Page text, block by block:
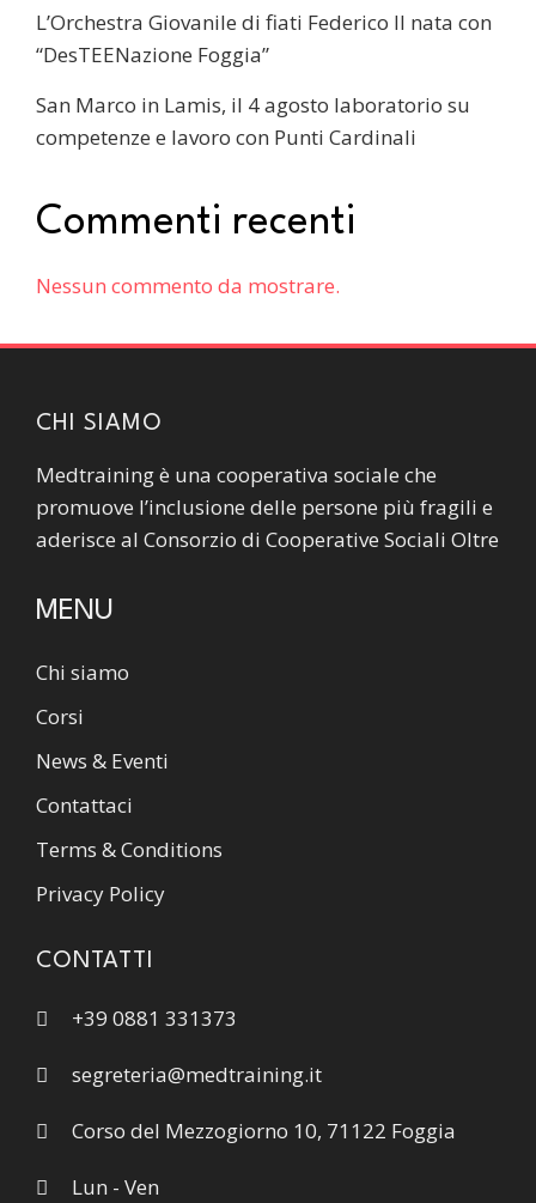
L’Orchestra Giovanile di fiati Federico II nata con
“DesTEENazione Foggia”
San Marco in Lamis, il 4 agosto laboratorio su
competenze e lavoro con Punti Cardinali
Commenti recenti
Nessun commento da mostrare.
CHI SIAMO
Medtraining è una cooperativa sociale che
promuove l’inclusione delle persone più fragili e
aderisce al Consorzio di Cooperative Sociali Oltre
MENU
Chi siamo
Corsi
News & Eventi
Contattaci
Terms & Conditions
Privacy Policy
CONTATTI
+39 0881 331373
segreteria@medtraining.it
Corso del Mezzogiorno 10, 71122 Foggia
Lun - Ven